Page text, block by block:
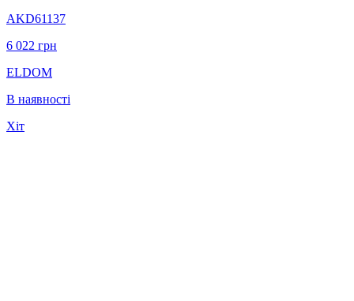
AKD61137
6 022 грн
ELDOM
В наявності
Хіт